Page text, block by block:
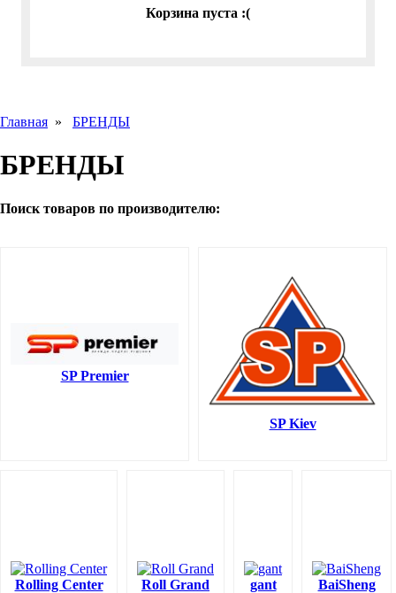
Корзина пуста :(
Главная » БРЕНДЫ
БРЕНДЫ
Поиск товаров по производителю:
SP Premier
SP Kiev
Rolling Center Roll Grand gant BaiSheng